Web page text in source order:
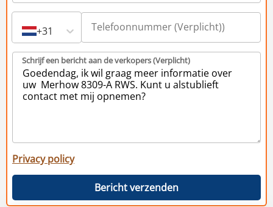
+31
Schrijf een bericht aan de verkopers (Verplicht)
Privacy policy
Bericht verzenden